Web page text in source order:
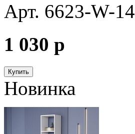
Арт. 6623-W-14
1 030 p
Купить
Новинка